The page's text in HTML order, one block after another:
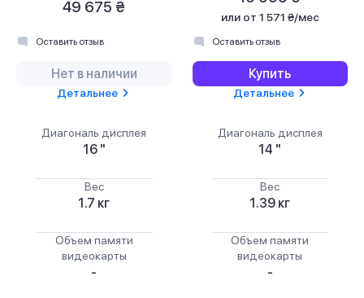
49 675 ₴
Оставить отзыв
Нет в наличии
Детальнее
Диагональ дисплея
16 "
Вес
1.7 кг
Объем памяти
видеокарты
-
или от 1 571 ₴/мес
Оставить отзыв
Купить
Детальнее
Диагональ дисплея
14 "
Вес
1.39 кг
Объем памяти
видеокарты
-